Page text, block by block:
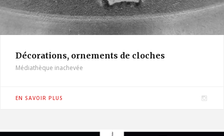
Décorations, ornements de cloches
Médiathèque inachevée
EN SAVOIR PLUS
I